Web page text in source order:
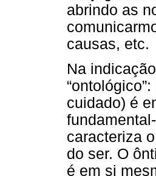
abrindo as
causas, etc.
Na
cuidado) é
caracteriza
do ser. O
é em si